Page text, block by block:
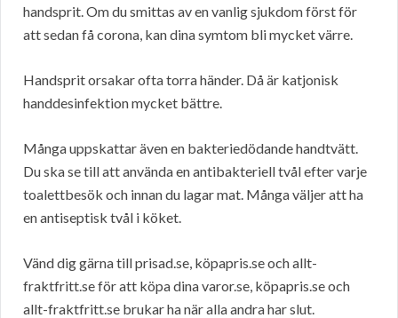
handsprit. Om du smittas av en vanlig sjukdom först för
att sedan få corona, kan dina symtom bli mycket värre.
Handsprit orsakar ofta torra händer. Då är katjonisk
handdesinfektion mycket bättre.
Många uppskattar även en bakteriedödande handtvätt.
Du ska se till att använda en antibakteriell tvål efter varje
toalettbesök och innan du lagar mat. Många väljer att ha
en antiseptisk tvål i köket.
Vänd dig gärna till prisad.se, köpapris.se och allt-
fraktfritt.se för att köpa dina varor.se, köpapris.se och
allt-fraktfritt.se brukar ha när alla andra har slut.